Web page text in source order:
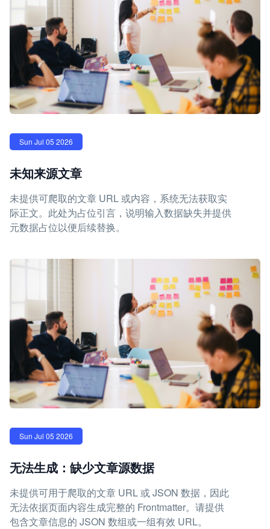
Sun Jul 05 2026
未知来源文章
未提供可爬取的文章 URL 或内容，系统无法获取实
际正文。此处为占位引言，说明输入数据缺失并提供
元数据占位以便后续替换。
Sun Jul 05 2026
无法生成：缺少文章源数据
未提供可用于爬取的文章 URL 或 JSON 数据，因此
无法依据页面内容生成完整的 Frontmatter。请提供
包含文章信息的 JSON 数组或一组有效 URL。